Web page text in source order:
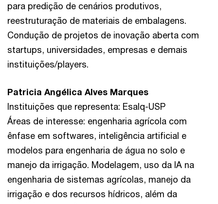
para predição de cenários produtivos,
reestruturação de materiais de embalagens.
Condução de projetos de inovação aberta com
startups, universidades, empresas e demais
instituições/players.
Patricia Angélica Alves Marques
Instituições que representa: Esalq-USP
Áreas de interesse: engenharia agrícola com
ênfase em softwares, inteligência artificial e
modelos para engenharia de água no solo e
manejo da irrigação. Modelagem, uso da IA na
engenharia de sistemas agrícolas, manejo da
irrigação e dos recursos hídricos, além da